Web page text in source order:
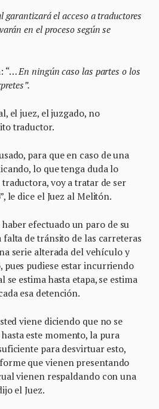
garantizará el acceso a traductores
en el proceso según se
“…En ningún caso las partes o los
el juez, el juzgado, no
traductor.
para que en caso de una
lo que tenga duda lo
voy a tratar de ser
le dice el Juez al Melitón.
efectuado un paro de su
de tránsito de las carreteras
serie alterada del vehículo y
pues pudiese estar incurriendo
estima hasta etapa, se estima
esa detención.
viene diciendo que no se
este momento, la pura
para desvirtuar esto,
que vienen presentando
vienen respaldando con una
el Juez.